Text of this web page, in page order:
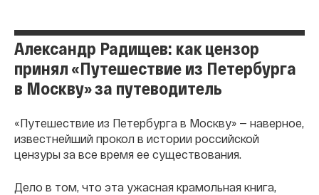
Александр Радищев: как цензор
принял «Путешествие из Петербурга
в Москву» за путеводитель
«Путешествие из Петербурга в Москву» — наверное,
известнейший прокол в истории российской
цензуры за все время ее существования.
Дело в том, что эта ужасная крамольная книга,